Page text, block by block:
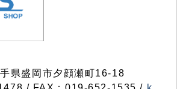
県盛岡市夕顔瀬町16-18